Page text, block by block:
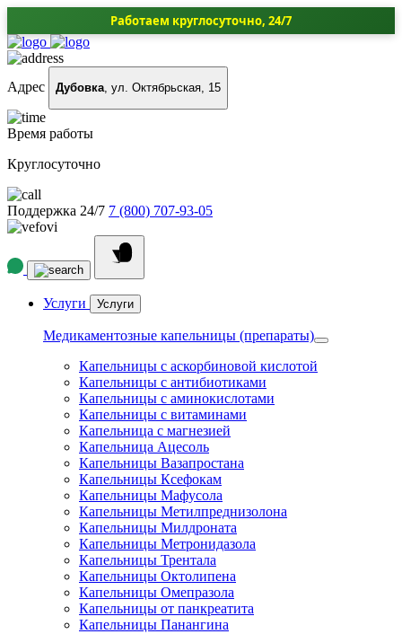
Работаем круглосуточно, 24/7
Адрес Дубовка, ул. Октябрьская, 15
Время работы
Круглосуточно
Поддержка 24/7 7 (800) 707-93-05
Услуги Услуги
Медикаментозные капельницы (препараты)
Капельницы с аскорбиновой кислотой
Капельницы с антибиотиками
Капельницы с аминокислотами
Капельницы с витаминами
Капельница с магнезией
Капельница Ацесоль
Капельницы Вазапростана
Капельницы Ксефокам
Капельницы Мафусола
Капельницы Метилпреднизолона
Капельницы Милдроната
Капельницы Метронидазола
Капельницы Трентала
Капельницы Октолипена
Капельницы Омепразола
Капельницы от панкреатита
Капельницы Панангина